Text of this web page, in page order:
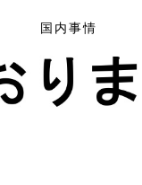
国内事情